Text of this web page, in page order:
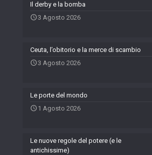
Il derby e la bomba
3 Agosto 2026
Ceuta, l’obitorio e la merce di scambio
3 Agosto 2026
Le porte del mondo
1 Agosto 2026
Le nuove regole del potere (e le
antichissime)